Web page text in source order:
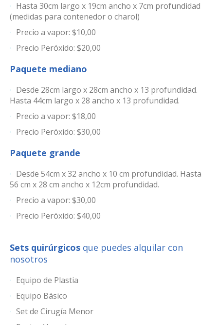
Hasta 30cm largo x 19cm ancho x 7cm profundidad
(medidas para contenedor o charol)
Precio a vapor: $10,00
Precio Peróxido: $20,00
Paquete mediano
Desde 28cm largo x 28cm ancho x 13 profundidad.
Hasta 44cm largo x 28 ancho x 13 profundidad.
Precio a vapor: $18,00
Precio Peróxido: $30,00
Paquete grande
Desde 54cm x 32 ancho x 10 cm profundidad. Hasta
56 cm x 28 cm ancho x 12cm profundidad.
Precio a vapor: $30,00
Precio Peróxido: $40,00
Sets quirúrgicosque puedes alquilar con
nosotros
Equipo de Plastia
Equipo Básico
Set de Cirugía Menor